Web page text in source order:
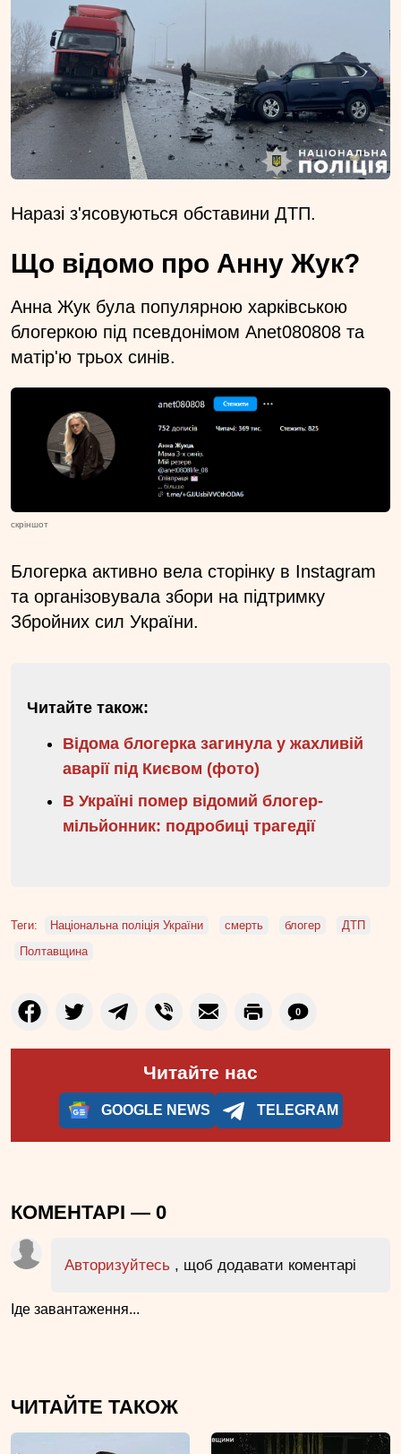
Наразі з'ясовуються обставини ДТП.
Що відомо про Анну Жук?
Анна Жук була популярною харківською
блогеркою під псевдонімом Anet080808 та
матір'ю трьох синів.
скріншот
Блогерка активно вела сторінку в Instagram
та організовувала збори на підтримку
Збройних сил України.
Читайте також:
Відома блогерка загинула у жахливій
аварії під Києвом (фото)
В Україні помер відомий блогер-
мільйонник: подробиці трагедії
Теги: Національна поліція України смерть блогер
ДТП
Полтавщина
0
Читайте нас
GOOGLE NEWS TELEGRAM
КОМЕНТАРІ — 0
Авторизуйтесь , щоб додавати коментарі
Іде завантаження...
ЧИТАЙТЕ ТАКОЖ